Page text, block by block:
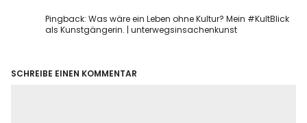
Pingback:Was wäre ein Leben ohne Kultur? Mein #KultBlick
als Kunstgängerin. | unterwegsinsachenkunst
SCHREIBE EINEN KOMMENTAR